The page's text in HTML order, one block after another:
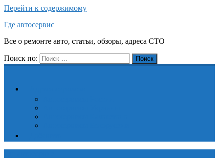
Перейти к содержимому
Где автосервис
Все о ремонте авто, статьи, обзоры, адреса СТО
Поиск по: Поиск